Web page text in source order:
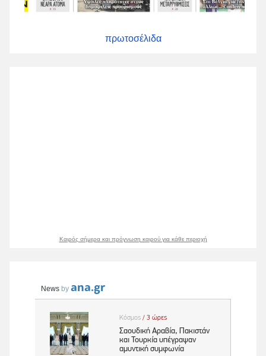
πρωτοσέλιδα
Καιρός σήμερα και πρόγνωση καιρού για κάθε περιοχή